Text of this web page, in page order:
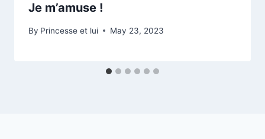
Je m’amuse !
By Princesse et lui May 23, 2023